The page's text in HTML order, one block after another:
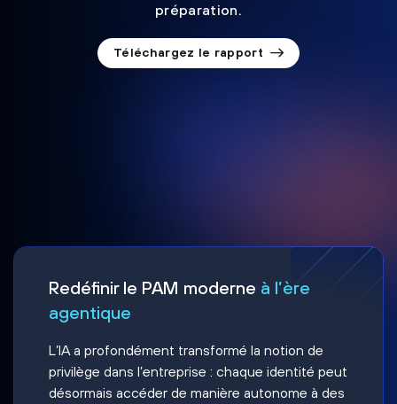
préparation.
Téléchargez le rapport
Redéfinir le PAM moderne à l’ère
agentique
L’IA a profondément transformé la notion de
privilège dans l’entreprise : chaque identité peut
désormais accéder de manière autonome à des